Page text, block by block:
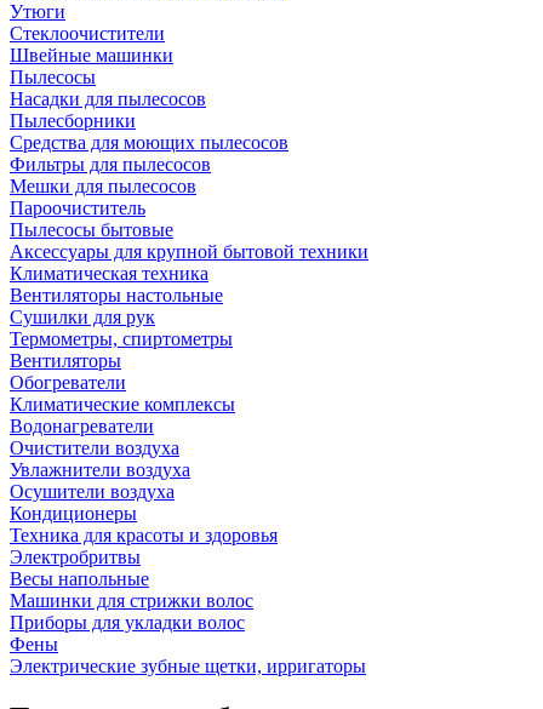
Утюги
Стеклоочистители
Швейные машинки
Пылесосы
Насадки для пылесосов
Пылесборники
Средства для моющих пылесосов
Фильтры для пылесосов
Мешки для пылесосов
Пароочиститель
Пылесосы бытовые
Аксессуары для крупной бытовой техники
Климатическая техника
Вентиляторы настольные
Сушилки для рук
Термометры, спиртометры
Вентиляторы
Обогреватели
Климатические комплексы
Водонагреватели
Очистители воздуха
Увлажнители воздуха
Осушители воздуха
Кондиционеры
Техника для красоты и здоровья
Электробритвы
Весы напольные
Машинки для стрижки волос
Приборы для укладки волос
Фены
Электрические зубные щетки, ирригаторы